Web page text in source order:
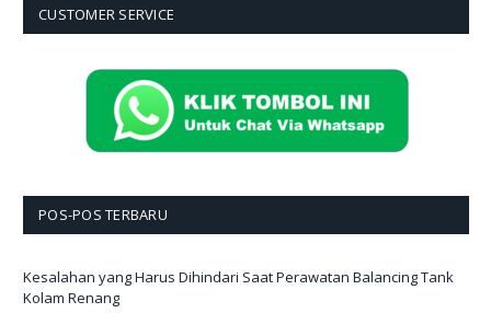
CUSTOMER SERVICE
POS-POS TERBARU
Kesalahan yang Harus Dihindari Saat Perawatan Balancing Tank
Kolam Renang